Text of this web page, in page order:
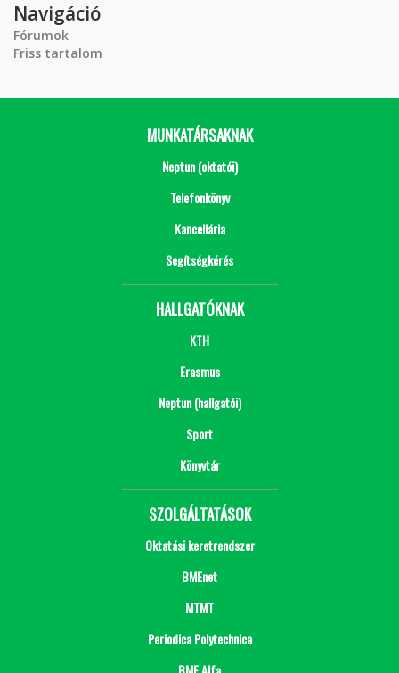
Navigáció
Fórumok
Friss tartalom
MUNKATÁRSAKNAK
Neptun (oktatói)
Telefonkönyv
Kancellária
Segítségkérés
HALLGATÓKNAK
KTH
Erasmus
Neptun (hallgatói)
Sport
Könyvtár
SZOLGÁLTATÁSOK
Oktatási keretrendszer
BMEnet
MTMT
Periodica Polytechnica